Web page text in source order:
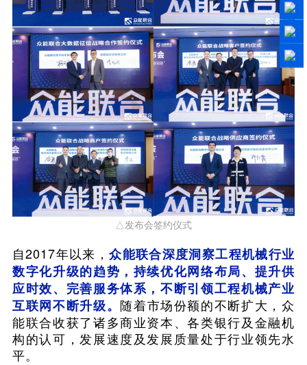
△发布会签约仪式
自2017年以来，众能联合深度洞察工程机械行业
数字化升级的趋势，持续优化网络布局、提升供
应时效、完善服务体系，不断引领工程机械产业
互联网不断升级。 随着市场份额的不断扩大，众
能联合收获了诸多商业资本、各类银行及金融机
构的认可，发展速度及发展质量处于行业领先水
平。